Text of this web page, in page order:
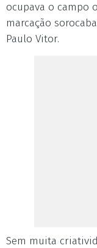
ocupava o campo
marcação
Paulo Vitor.
Sem muita